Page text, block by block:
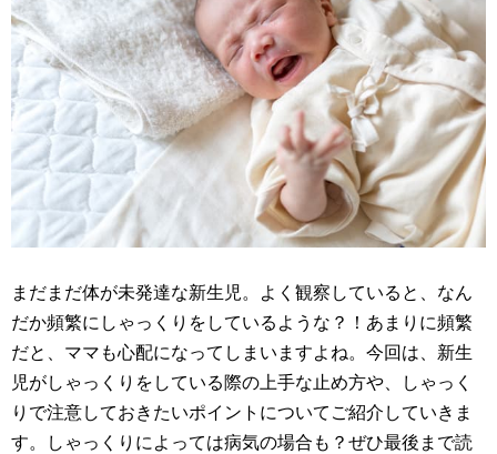
まだまだ体が未発達な新生児。よく観察していると、なん
だか頻繁にしゃっくりをしているような？！あまりに頻繁
だと、ママも心配になってしまいますよね。今回は、新生
児がしゃっくりをしている際の上手な止め方や、しゃっく
りで注意しておきたいポイントについてご紹介していきま
す。しゃっくりによっては病気の場合も？ぜひ最後まで読